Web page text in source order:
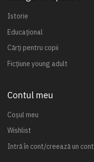
Istorie
Educațional
Cărți pentru copii
Ficțiune young adult
Contul meu
Coșul meu
Wishlist
Intră în cont/creează un cont